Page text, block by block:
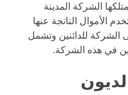
الشركة المدينة
الأموال الناتجة عنها
الشركة للدائنين وتشمل
في هذه الشركة.